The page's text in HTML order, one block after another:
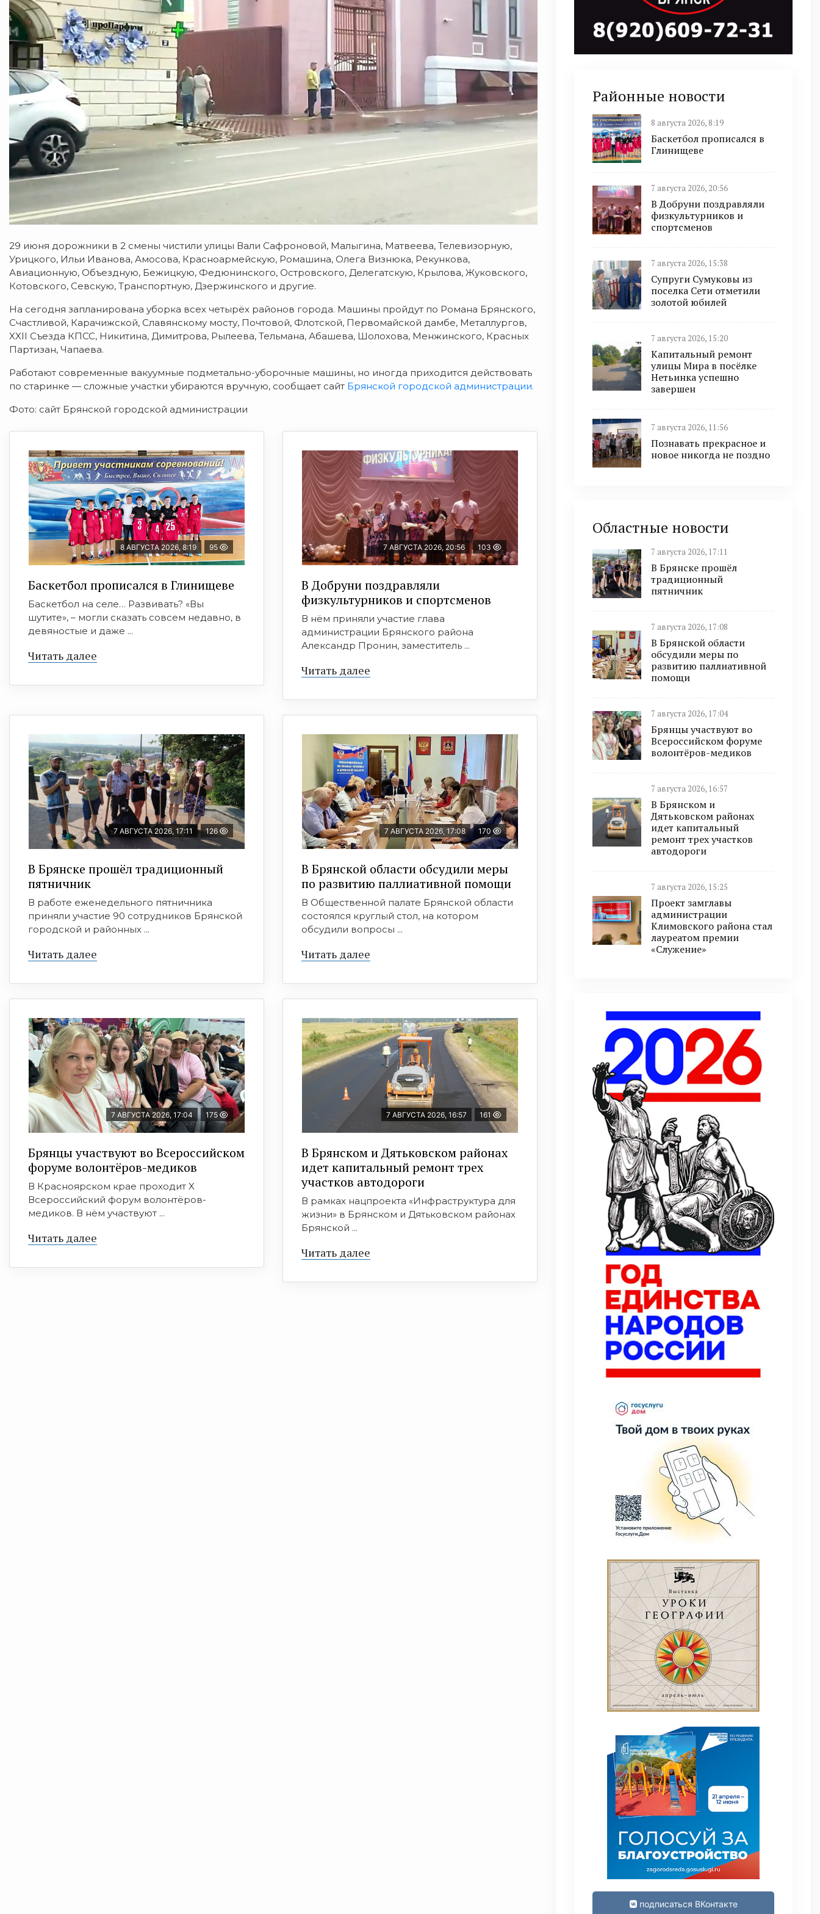
29 июня дорожники в 2 смены чистили улицы Вали Сафроновой, Малыгина, Матвеева, Телевизорную,
Урицкого, Ильи Иванова, Амосова, Красноармейскую, Ромашина, Олега Визнюка, Рекункова,
Авиационную, Объездную, Бежицкую, Федюнинского, Островского, Делегатскую, Крылова, Жуковского,
Котовского, Севскую, Транспортную, Дзержинского и другие.
На сегодня запланирована уборка всех четырёх районов города. Машины пройдут по Романа Брянского,
Счастливой, Карачижской, Славянскому мосту, Почтовой, Флотской, Первомайской дамбе, Металлургов,
XXII Съезда КПСС, Никитина, Димитрова, Рылеева, Тельмана, Абашева, Шолохова, Менжинского, Красных
Партизан, Чапаева.
Работают современные вакуумные подметально-уборочные машины, но иногда приходится действовать
по старинке — сложные участки убираются вручную, сообщает сайт Брянской городской администрации.
Фото: сайт Брянской городской администрации
8 АВГУСТА 2026, 8:19 95
Баскетбол прописался в Глинищеве
Баскетбол на селе… Развивать? «Вы
шутите», – могли сказать совсем недавно, в
девяностые и даже ...
Читать далее
7 АВГУСТА 2026, 20:56 103
В Добруни поздравляли
физкультурников и спортсменов
В нём приняли участие глава
администрации Брянского района
Александр Пронин, заместитель ...
Читать далее
7 АВГУСТА 2026, 17:11 126
В Брянске прошёл традиционный
пятничник
В работе еженедельного пятничника
приняли участие 90 сотрудников Брянской
городской и районных ...
Читать далее
7 АВГУСТА 2026, 17:08 170
В Брянской области обсудили меры
по развитию паллиативной помощи
В Общественной палате Брянской области
состоялся круглый стол, на котором
обсудили вопросы ...
Читать далее
7 АВГУСТА 2026, 17:04 175
Брянцы участвуют во Всероссийском
форуме волонтёров-медиков
В Красноярском крае проходит X
Всероссийский форум волонтёров-
медиков. В нём участвуют ...
Читать далее
7 АВГУСТА 2026, 16:57 161
В Брянском и Дятьковском районах
идет капитальный ремонт трех
участков автодороги
В рамках нацпроекта «Инфраструктура для
жизни» в Брянском и Дятьковском районах
Брянской ...
Читать далее
Районные новости
8 августа 2026, 8:19
Баскетбол прописался в
Глинищеве
7 августа 2026, 20:56
В Добруни поздравляли
физкультурников и
спортсменов
7 августа 2026, 15:38
Супруги Сумуковы из
поселка Сети отметили
золотой юбилей
7 августа 2026, 15:20
Капитальный ремонт
улицы Мира в посёлке
Нетьинка успешно
завершен
7 августа 2026, 11:56
Познавать прекрасное и
новое никогда не поздно
Областные новости
7 августа 2026, 17:11
В Брянске прошёл
традиционный
пятничник
7 августа 2026, 17:08
В Брянской области
обсудили меры по
развитию паллиативной
помощи
7 августа 2026, 17:04
Брянцы участвуют во
Всероссийском форуме
волонтёров-медиков
7 августа 2026, 16:57
В Брянском и
Дятьковском районах
идет капитальный
ремонт трех участков
автодороги
7 августа 2026, 15:25
Проект замглавы
администрации
Климовского района стал
лауреатом премии
«Служение»
подписаться ВКонтакте